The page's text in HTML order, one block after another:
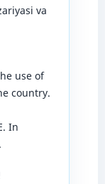
va
use of
country.
In